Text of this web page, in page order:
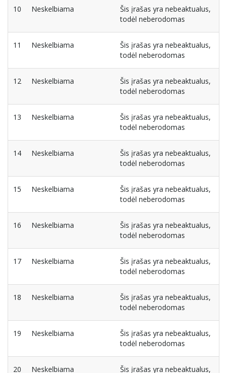
10 Neskelbiama
Šis įrašas yra nebeaktualus,
todėl neberodomas
11 Neskelbiama
Šis įrašas yra nebeaktualus,
todėl neberodomas
12 Neskelbiama
Šis įrašas yra nebeaktualus,
todėl neberodomas
13 Neskelbiama
Šis įrašas yra nebeaktualus,
todėl neberodomas
14 Neskelbiama
Šis įrašas yra nebeaktualus,
todėl neberodomas
15 Neskelbiama
Šis įrašas yra nebeaktualus,
todėl neberodomas
16 Neskelbiama
Šis įrašas yra nebeaktualus,
todėl neberodomas
17 Neskelbiama
Šis įrašas yra nebeaktualus,
todėl neberodomas
18 Neskelbiama
Šis įrašas yra nebeaktualus,
todėl neberodomas
19 Neskelbiama
Šis įrašas yra nebeaktualus,
todėl neberodomas
20 Neskelbiama Šis įrašas yra nebeaktualus,